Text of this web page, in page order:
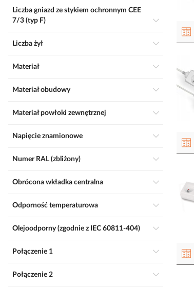
Liczba gniazd ze stykiem ochronnym CEE
7/3 (typ F)
Liczba żył
Materiał
Materiał obudowy
Materiał powłoki zewnętrznej
Napięcie znamionowe
Numer RAL (zbliżony)
Obrócona wkładka centralna
Odporność temperaturowa
Olejoodporny (zgodnie z IEC 60811-404)
Połączenie 1
Połączenie 2